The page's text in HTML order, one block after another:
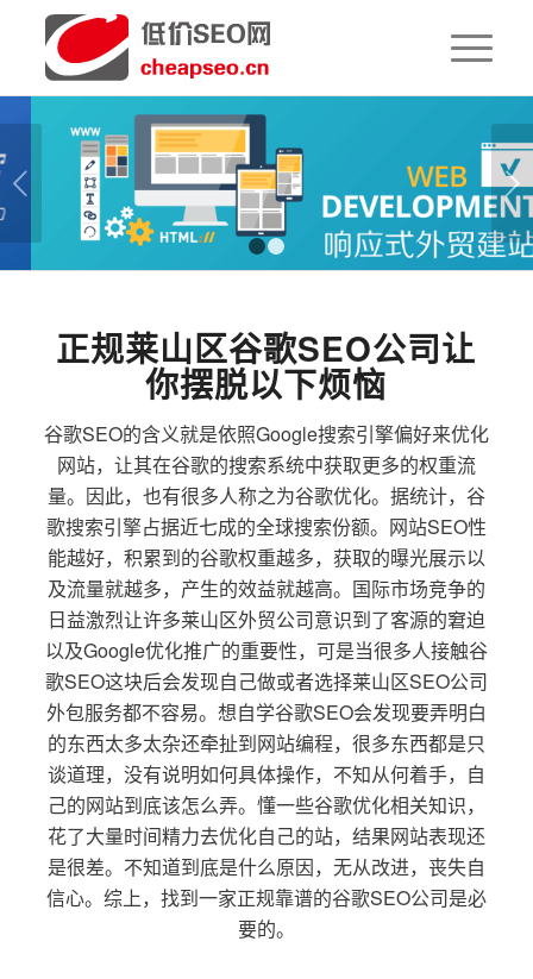
下一页
1 2
正规莱山区谷歌SEO公司让
你摆脱以下烦恼
谷歌SEO的含义就是依照Google搜索引擎偏好来优化
网站，让其在谷歌的搜索系统中获取更多的权重流
量。因此，也有很多人称之为谷歌优化。据统计，谷
歌搜索引擎占据近七成的全球搜索份额。网站SEO性
能越好，积累到的谷歌权重越多，获取的曝光展示以
及流量就越多，产生的效益就越高。国际市场竞争的
日益激烈让许多莱山区外贸公司意识到了客源的窘迫
以及Google优化推广的重要性，可是当很多人接触谷
歌SEO这块后会发现自己做或者选择莱山区SEO公司
外包服务都不容易。想自学谷歌SEO会发现要弄明白
的东西太多太杂还牵扯到网站编程，很多东西都是只
谈道理，没有说明如何具体操作，不知从何着手，自
己的网站到底该怎么弄。懂一些谷歌优化相关知识，
花了大量时间精力去优化自己的站，结果网站表现还
是很差。不知道到底是什么原因，无从改进，丧失自
信心。综上，找到一家正规靠谱的谷歌SEO公司是必
要的。